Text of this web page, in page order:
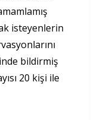
isteyenlerin
bildirmiş
20 kişi ile